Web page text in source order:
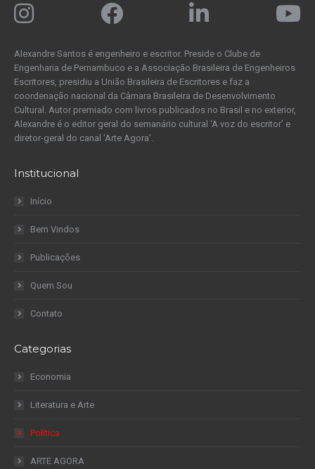
Alexandre Santos é engenheiro e escritor. Preside o Clube de
Engenharia de Pernambuco e a Associação Brasileira de Engenheiros
Escritores, presidiu a União Brasileira de Escritores e faz a
coordenação nacional da Câmara Brasileira de Desenvolvimento
Cultural. Autor premiado com livros publicados no Brasil e no exterior,
Alexandre é o editor geral do semanário cultural ‘A voz do escritor’ e
diretor-geral do canal ‘Arte Agora’.
Institucional
Início
Bem Vindos
Publicações
Quem Sou
Contato
Categorias
Economia
Literatura e Arte
Política
ARTE AGORA